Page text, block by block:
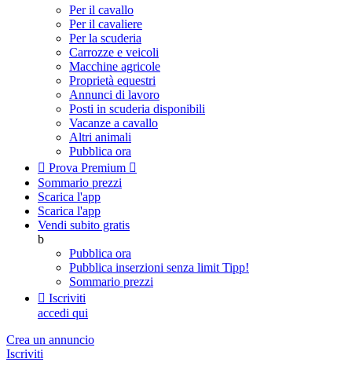
Per il cavallo
Per il cavaliere
Per la scuderia
Carrozze e veicoli
Macchine agricole
Proprietà equestri
Annunci di lavoro
Posti in scuderia disponibili
Vacanze a cavallo
Altri animali
Pubblica ora
 Prova Premium 
Sommario prezzi
Scarica l'app
Scarica l'app
Vendi subito gratis
b
Pubblica ora
Pubblica inserzioni senza limit Tipp!
Sommario prezzi
 Iscriviti
accedi qui
Crea un annuncio
Iscriviti